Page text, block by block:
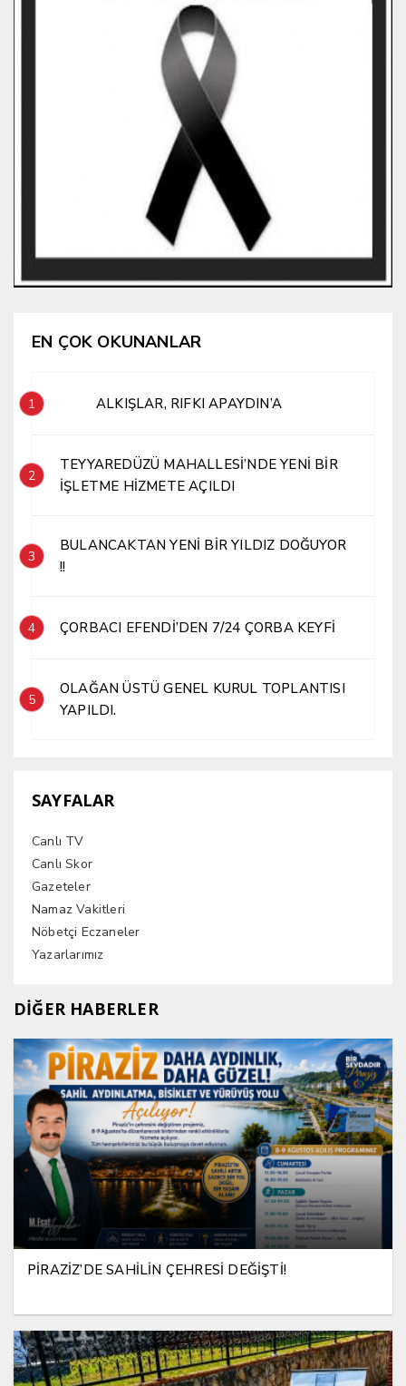
EN ÇOK OKUNANLAR
1 ALKIŞLAR, RIFKI APAYDIN’A
2
TEYYAREDÜZÜ MAHALLESİ’NDE YENİ BİR
İŞLETME HİZMETE AÇILDI
3
BULANCAKTAN YENİ BİR YILDIZ DOĞUYOR
!!
4 ÇORBACI EFENDİ’DEN 7/24 ÇORBA KEYFİ
5
OLAĞAN ÜSTÜ GENEL KURUL TOPLANTISI
YAPILDI.
SAYFALAR
Canlı TV
Canlı Skor
Gazeteler
Namaz Vakitleri
Nöbetçi Eczaneler
Yazarlarımız
DİĞER HABERLER
PİRAZİZ’DE SAHİLİN ÇEHRESİ DEĞİŞTİ!